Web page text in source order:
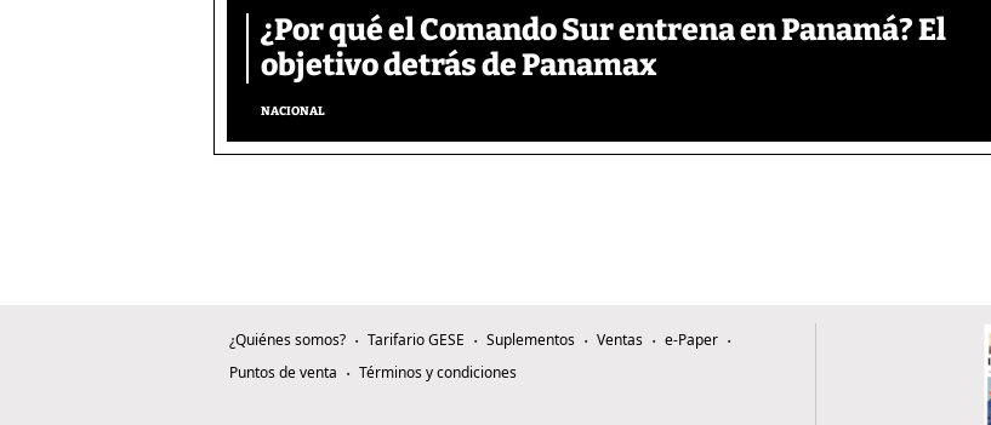
¿Por qué el Comando Sur entrena en Panamá? El
objetivo detrás de Panamax
NACIONAL
¿Quiénes somos? Tarifario GESE Suplementos Ventas
e-Paper
Puntos de venta
Términos y condiciones